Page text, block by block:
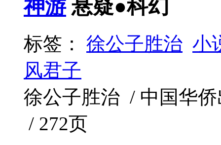
神游 悬疑●科幻
标签： 徐公子胜治 小
风君子
徐公子胜治 / 中国华
/ 272页